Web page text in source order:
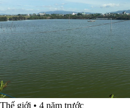
Thế giới • 4 năm trước